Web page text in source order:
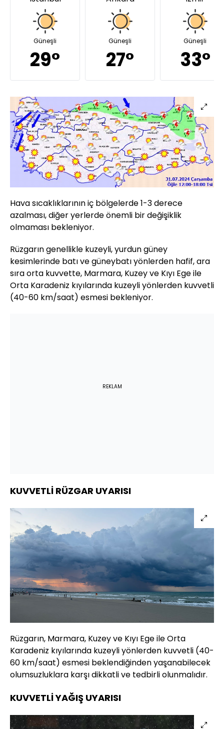
Güneşli
29°
Güneşli
27°
Güneşli
33°
Hava sıcaklıklarının iç bölgelerde 1-3 derece
azalması, diğer yerlerde önemli bir değişiklik
olmaması bekleniyor.
Rüzgarın genellikle kuzeyli, yurdun güney
kesimlerinde batı ve güneybatı yönlerden hafif, ara
sıra orta kuvvette, Marmara, Kuzey ve Kıyı Ege ile
Orta Karadeniz kıyılarında kuzeyli yönlerden kuvvetli
(40-60 km/saat) esmesi bekleniyor.
REKLAM
KUVVETLİ RÜZGAR UYARISI
Rüzgarın, Marmara, Kuzey ve Kıyı Ege ile Orta
Karadeniz kıyılarında kuzeyli yönlerden kuvvetli (40-
60 km/saat) esmesi beklendiğinden yaşanabilecek
olumsuzluklara karşı dikkatli ve tedbirli olunmalıdır.
KUVVETLİ YAĞIŞ UYARISI